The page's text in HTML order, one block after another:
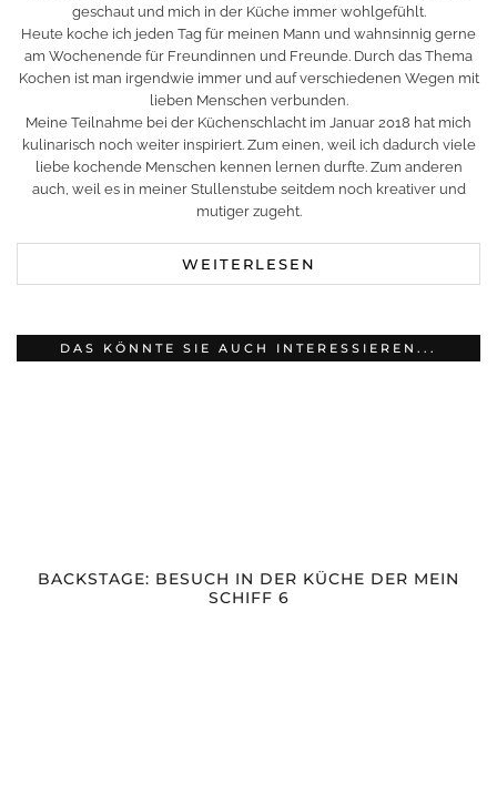
geschaut und mich in der Küche immer wohlgefühlt.
Heute koche ich jeden Tag für meinen Mann und wahnsinnig gerne
am Wochenende für Freundinnen und Freunde. Durch das Thema
Kochen ist man irgendwie immer und auf verschiedenen Wegen mit
lieben Menschen verbunden.
Meine Teilnahme bei der Küchenschlacht im Januar 2018 hat mich
kulinarisch noch weiter inspiriert. Zum einen, weil ich dadurch viele
liebe kochende Menschen kennen lernen durfte. Zum anderen
auch, weil es in meiner Stullenstube seitdem noch kreativer und
mutiger zugeht.
WEITERLESEN
DAS KÖNNTE SIE AUCH INTERESSIEREN...
BACKSTAGE: BESUCH IN DER KÜCHE DER MEIN
SCHIFF 6